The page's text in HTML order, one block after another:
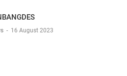
- 16 August 2023